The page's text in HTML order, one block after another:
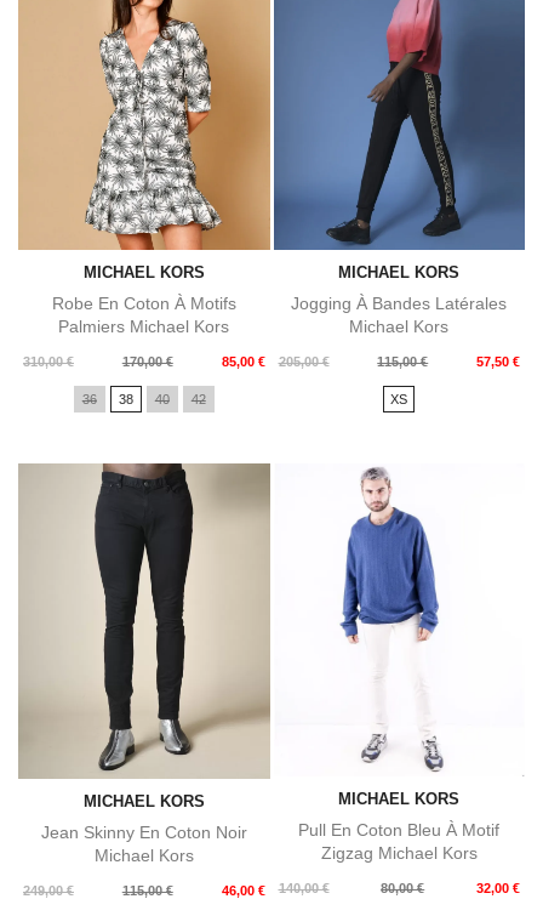
MICHAEL KORS
Robe En Coton À Motifs
Palmiers Michael Kors
310,00 €
Prix
170,00 € 85,00 €
Prix
36 38 40 42
MICHAEL KORS
Jogging À Bandes Latérales
Michael Kors
205,00 €
Prix
115,00 € 57,50 €
Prix
XS
MICHAEL KORS
Jean Skinny En Coton Noir
Michael Kors
249,00 €
Prix
115,00 € 46,00 €
Prix
MICHAEL KORS
Pull En Coton Bleu À Motif
Zigzag Michael Kors
140,00 €
Prix
80,00 € 32,00 €
Prix